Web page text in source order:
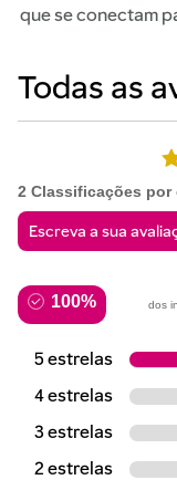
que se conectam
2 Classificações por
100% dos
5 estrelas
4 estrelas
3 estrelas
2 estrelas